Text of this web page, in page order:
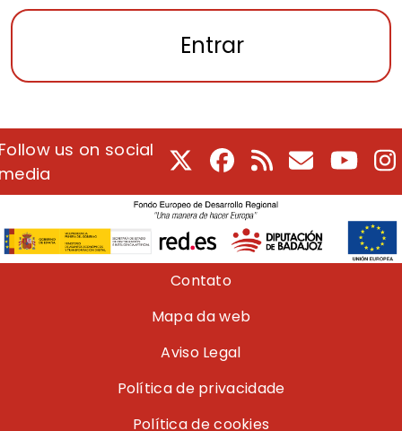
Entrar
us on social
Facebook
RSS E-Mail
Contato
Mapa da web
Aviso Legal
Política de privacidade
Política de cookies